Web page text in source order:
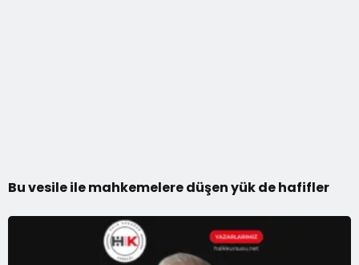
Bu vesile ile mahkemelere düşen yük de hafifler